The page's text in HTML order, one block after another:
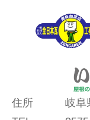
住所
岐阜